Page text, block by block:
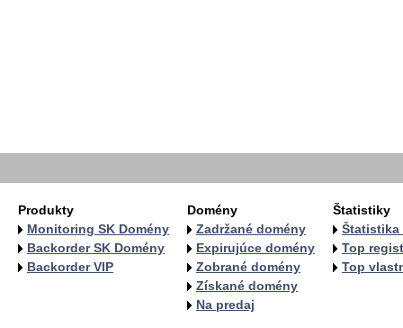
Produkty
Monitoring SK Domény
Backorder SK Domény
Backorder VIP
Domény
Zadržané domény
Expirujúce domény
Zobrané domény
Získané domény
Na predaj
Štatistiky
Štatistika
Top
Top